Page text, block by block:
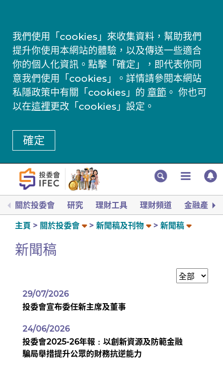
我們使用「cookies」來收集資料，幫助我們
提升你使用本網站的體驗，以及傳送一些適合
你的個人化資訊。點擊「確定」，即代表你同
意我們使用「cookies」。詳情請參閱本網站
私隱政策中有關「cookies」的 章節 。 你也可
以在這裡更改「cookies」設定。
確定
關於投委會 研究 理財工具 理財頻道 金融產品
主頁 關於投委會 新聞稿及刊物 新聞稿
新聞稿
29/07/2026
投委會宣布委任新主席及董事
24/06/2026
投委會2025-26年報﹕以創新資源及防範金融
騙局舉措提升公眾的財務抗逆能力